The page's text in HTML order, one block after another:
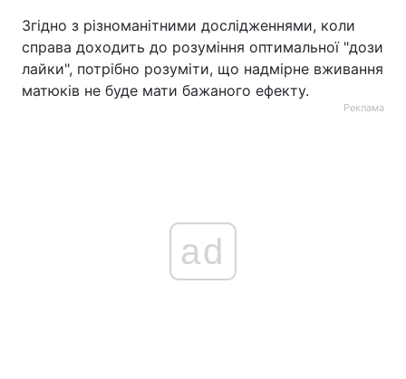
Згідно з різноманітними дослідженнями, коли
справа доходить до розуміння оптимальної "дози
лайки", потрібно розуміти, що надмірне вживання
матюків не буде мати бажаного ефекту.
Реклама
ad